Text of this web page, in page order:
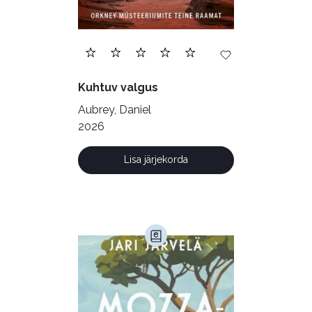
Ilukirjandus (4256)
Krimi ja põnevik (1285)
Kultuur ja teadus (45)
Kunst ja looming (86)
Laste- ja noortekirjandus (581)
Loodusteadus (32)
Maamajandus (24)
Majandus (34)
Perioodika (15)
Psühholoogia (186)
Kuhtuv valgus
Aubrey, Daniel
2026
Lisa järjekorda